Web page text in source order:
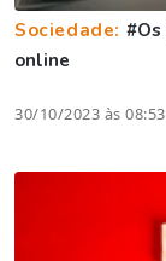
Sociedade:
online
30/10/2023 às 08:53